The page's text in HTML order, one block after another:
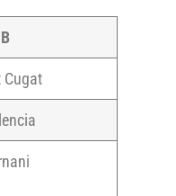
Cugat